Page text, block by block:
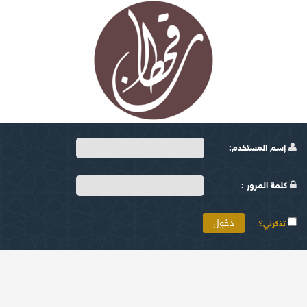
إسم المستخدم:
كلمة المرور :
تذكرني؟